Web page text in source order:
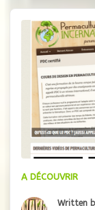
des
A DÉCOUVRIR
Written